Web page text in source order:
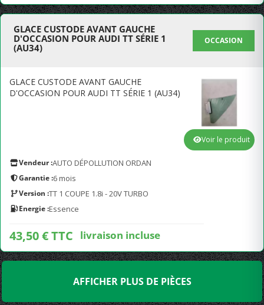
GLACE CUSTODE AVANT GAUCHE
D'OCCASION POUR AUDI TT SÉRIE 1
(AU34)
OCCASION
GLACE CUSTODE AVANT GAUCHE
D'OCCASION POUR AUDI TT SÉRIE 1 (AU34)
Vendeur :AUTO DÉPOLLUTION ORDAN
Garantie :6 mois
Version :TT 1 COUPE 1.8i - 20V TURBO
Energie :Essence
43,50 € TTC livraison incluse
Voir le produit
AFFICHER PLUS DE PIÈCES